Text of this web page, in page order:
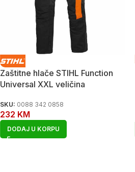
Zaštitne hlače STIHL Function
Universal XXL veličina
SKU: 0088 342 0858
232 KM
DODAJ U KORPU